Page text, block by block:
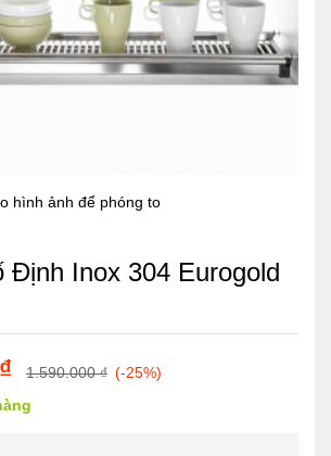
hình ảnh để phóng to
Định Inox 304 Eurogold
₫ 1.590.000₫ (-25%)